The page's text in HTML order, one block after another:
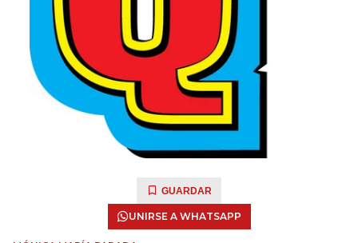
GUARDAR
UNIRSE A WHATSAPP